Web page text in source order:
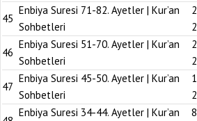
45
Enbiya Suresi 71-82. Ayetler | Kur’an
Sohbetleri
46
Enbiya Suresi 51-70. Ayetler | Kur’an
Sohbetleri
47
Enbiya Suresi 45-50. Ayetler | Kur’an
Sohbetleri
Enbiya Suresi 34-44. Ayetler | Kur’an